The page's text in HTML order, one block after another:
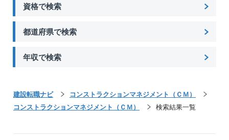
資格で検索
都道府県で検索
年収で検索
建設転職ナビ
コンストラクションマネジメント（ＣＭ）
コンストラクションマネジメント（ＣＭ）
検索結果一覧